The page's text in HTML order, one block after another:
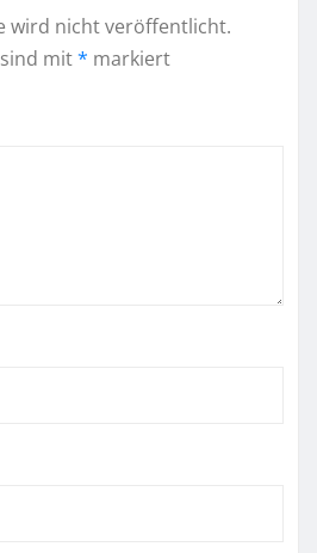
wird nicht veröffentlicht.
mit* markiert